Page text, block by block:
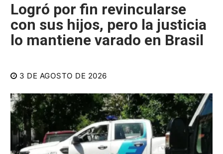
Logró por fin revincularse
con sus hijos, pero la justicia
lo mantiene varado en Brasil
3 DE AGOSTO DE 2026